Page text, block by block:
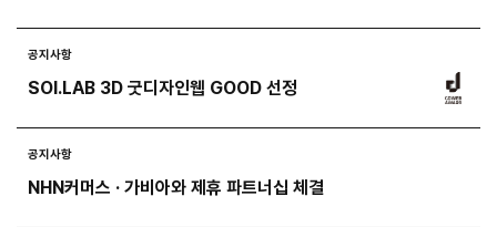
공지사항
SOI.LAB 3D 굿디자인웹 GOOD 선정
공지사항
NHN커머스 · 가비아와 제휴 파트너십 체결